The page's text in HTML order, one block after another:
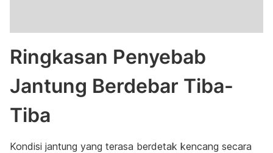
Ringkasan Penyebab
Jantung Berdebar Tiba-
Tiba
Kondisi jantung yang terasa berdetak kencang secara